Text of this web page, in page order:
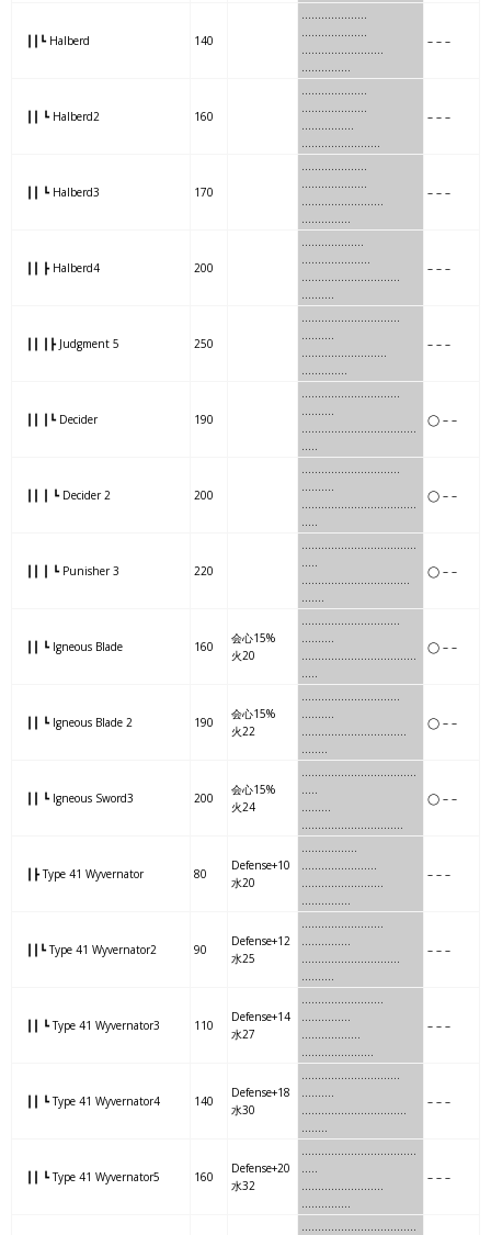
┃┃┗ Halberd 140
……..………...
………………..
……..……….…….
……………
– – –
┃┃ ┗ Halberd2 160
………..…..….
………………..
………..…..
……………………
– – –
┃┃ ┗ Halberd3 170
…….……..…..
………………..
…….……..……….
……………
– – –
┃┃ ┣ Halberd4 200
……………….
…………………
……………….………..
……….
– – –
┃┃ ┃┣ Judgment 5 250
………..……….…..….
……….
………..……….…..
…………..
– – –
┃┃ ┃┗ Decider 190
………………..……....
……….
………………..……...…...
…..
◯ – –
┃┃ ┃ ┗ Decider 2 200
……….…….……..…..
……….
……….…….……..….…...
…..
◯ – –
┃┃ ┃ ┗ Punisher 3 220
………………..…………...
…..
………………..………….
…....
◯ – –
┃┃ ┗ Igneous Blade 160
会心15%
火20
…….…….………..…..
……….
…….…….………..……....
…..
◯ – –
┃┃ ┗ Igneous Blade 2 190
会心15%
火22
……….………………..
……….
……….………………….
……..
◯ – –
┃┃ ┗ Igneous Sword3 200
会心15%
火24
…..….……………………..
…..
…..….
………………………….
◯ – –
┃┣ Type 41 Wyvernator 80
Defense+10
水20
…....……….
…………………..
…....……….……..
……………
– – –
┃┃┗ Type 41 Wyvernator2 90
Defense+12
水25
…..…….……..…..
……………
…..…….……..……….
……….
– – –
┃┃ ┗ Type 41 Wyvernator3 110
Defense+14
水27
….…………..…….
……………
….…………..
………………….
– – –
┃┃ ┗ Type 41 Wyvernator4 140
Defense+18
水30
……….………………..
……….
……….………………….
……..
– – –
┃┃ ┗ Type 41 Wyvernator5 160
Defense+20
水32
………..….……….……….
…..
………..….……….
…………...
– – –
………………..…………...